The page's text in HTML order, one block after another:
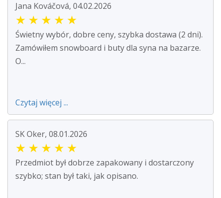
Jana Kováčová, 04.02.2026
★ ★ ★ ★ ★
Świetny wybór, dobre ceny, szybka dostawa (2 dni).
Zamówiłem snowboard i buty dla syna na bazarze.
O...
Czytaj więcej ...
SK Oker, 08.01.2026
★ ★ ★ ★ ★
Przedmiot był dobrze zapakowany i dostarczony
szybko; stan był taki, jak opisano.